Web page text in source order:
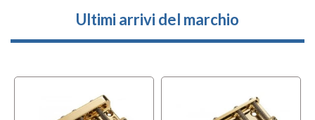
Ultimi arrivi del marchio